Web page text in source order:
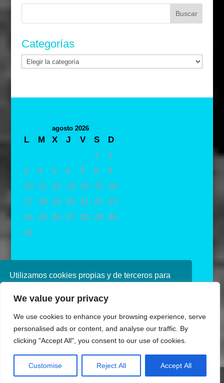
Utilizamos cookies propias y de terceros para
navegando, consideramos que acepta su uso.
política de cookies consulte nuestra
Política de
privacidad
We value your privacy
We use cookies to enhance your browsing experience, serve
personalised ads or content, and analyse our traffic. By
clicking "Accept All", you consent to our use of cookies.
Customise Reject All Accept All
Buscar:
Categorías
Categorías
agosto 2026
L M X J V S
D
1
2
3
4 5 6 7 8
9
10
11 12 13 14 15
16
17
18 19 20 21 22
23
24
25 26 27 28 29 30
31
Diseñado por Ana de Miguel
Share This